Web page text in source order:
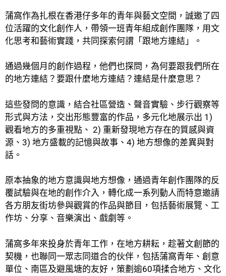
蒲窩作為扎根在香港仔多年的青年與藝文空間，誠邀了四
位活躍的文化創作人，帶領一班青年組成創作團隊，用文
化思考和藝術實踐，共同探索何謂「跟地方連結」。
通過幾個月的創作過程，他們也探問，為何要跟我們所在
的地方連結？要跟什麼地方連結？連結是什麼意思？
這些發問的意識，結合社區營造、聲音實驗、步行觀察等
形式與方法，交出形態豐富的作品，多元化地展示出 1)
觀看地方的多重視點、 2) 重新發現地方存在的質感與資
源、3) 地方盛載的記憶與故事、4) 地方想像的差異與對
話。
原本抽象的地方意識與地方想像，通過青年創作團隊的反
覆試驗與在地的創作介入，轉化成一系列動人而特意邀請
各方朋友街坊參與觀賞的作品與節目，包括藝術展覽、工
作坊、分享、音樂演出、戲劇等。
蒲窩多年來投身於青年工作，在地方耕耘，趁著文創節的
契機，也聯同一眾志同道合的伙伴，包括蒲窩青年、創意
單位、南區及避風塘的友好，策劃逾60項揉合地方、文化